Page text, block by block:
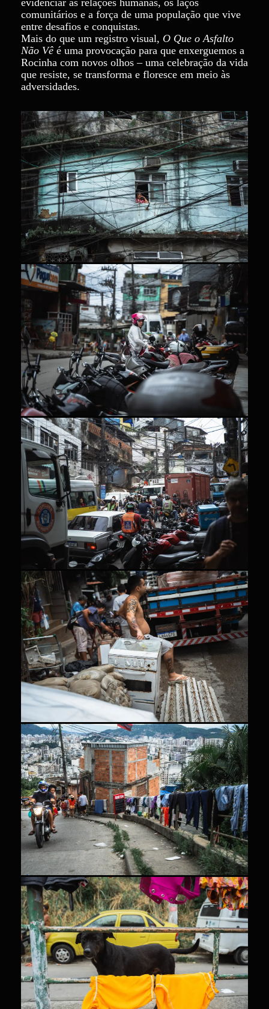
evidenciar as relações humanas, os laços
comunitários e a força de uma população que vive
entre desafios e conquistas.
Mais do que um registro visual, O Que o Asfalto
Não Vê é uma provocação para que enxerguemos a
Rocinha com novos olhos – uma celebração da vida
que resiste, se transforma e floresce em meio às
adversidades.